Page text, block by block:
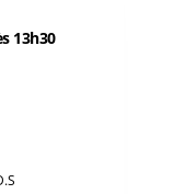
13h30